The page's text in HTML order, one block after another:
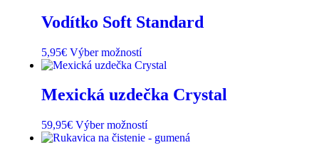
Vodítko Soft Standard
5,95€ Výber možností
Mexická uzdečka Crystal
59,95€ Výber možností